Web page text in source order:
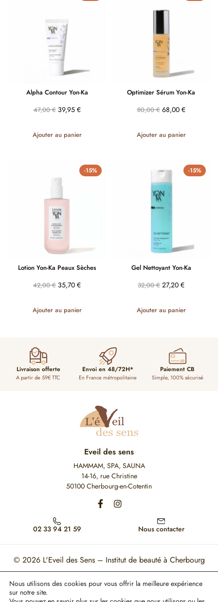
Alpha Contour Yon-Ka
47,00€ 39,95 €
Ajouter au panier
Optimizer Sérum Yon-Ka
80,00€ 68,00 €
Ajouter au panier
-15%
Lotion Yon-Ka Peaux Sèches
42,00€ 35,70 €
Ajouter au panier
-15%
Gel Nettoyant Yon-Ka
32,00€ 27,20 €
Ajouter au panier
Livraison offerte
A partir de 59€ TTC
Envoi en 48/72H*
En France métropolitaine
Paiement CB
Simple, 100% sécurisé
Eveil des sens
HAMMAM, SPA, SAUNA
14-16, rue Christine
50100 Cherbourg-en-Cotentin
02 33 94 21 59 Nous contacter
© 2026 L'Eveil des Sens – Institut de beauté à Cherbourg
Ce site est protégé par reCAPTCHA. Les règles de confidentialité et les conditions
d'utilisation de Google s'appliquent.
Nous utilisons des cookies pour vous offrir la meilleure expérience
sur notre site.